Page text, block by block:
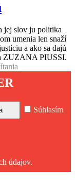
jej slov ju politika
umenia len snaží
a ako sa dajú
ZUZANA PIUSSI.
Súhlasím
údajov.